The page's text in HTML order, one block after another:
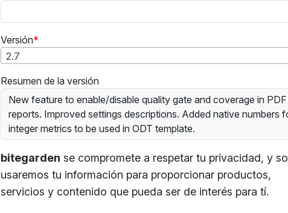
Versión
2.7
Resumen de la versión
New feature to enable/disable quality gate and coverage in PDF
reports. Improved settings descriptions. Added native numbers
integer metrics to be used in ODT template.
bitegarden se compromete a respetar tu privacidad, y
usaremos tu información para proporcionar productos,
servicios y contenido que pueda ser de interés para tí.